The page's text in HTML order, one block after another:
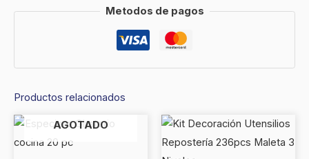
Metodos de pagos
Productos relacionados
AGOTADO